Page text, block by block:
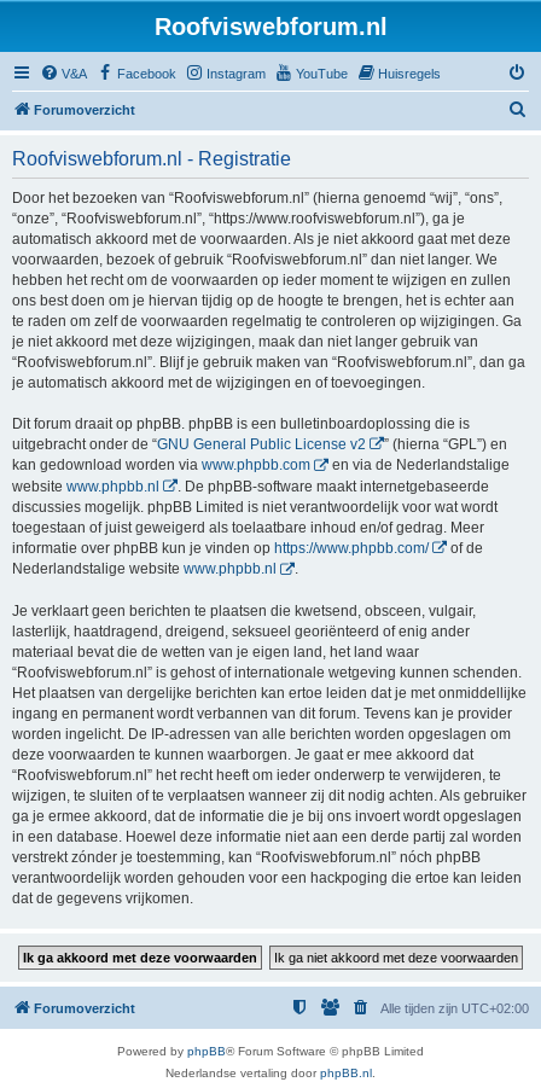
Roofviswebforum.nl
V&A Facebook Instagram YouTube Huisregels
Forumoverzicht
Roofviswebforum.nl - Registratie
Door het bezoeken van “Roofviswebforum.nl” (hierna genoemd “wij”, “ons”,
“onze”, “Roofviswebforum.nl”, “https://www.roofviswebforum.nl”), ga je
automatisch akkoord met de voorwaarden. Als je niet akkoord gaat met deze
voorwaarden, bezoek of gebruik “Roofviswebforum.nl” dan niet langer. We
hebben het recht om de voorwaarden op ieder moment te wijzigen en zullen
ons best doen om je hiervan tijdig op de hoogte te brengen, het is echter aan
te raden om zelf de voorwaarden regelmatig te controleren op wijzigingen. Ga
je niet akkoord met deze wijzigingen, maak dan niet langer gebruik van
“Roofviswebforum.nl”. Blijf je gebruik maken van “Roofviswebforum.nl”, dan ga
je automatisch akkoord met de wijzigingen en of toevoegingen.
Dit forum draait op phpBB. phpBB is een bulletinboardoplossing die is
uitgebracht onder de “GNU General Public License v2
” (hierna “GPL”) en
kan gedownload worden via www.phpbb.com
en via de Nederlandstalige
website www.phpbb.nl
. De phpBB-software maakt internetgebaseerde
discussies mogelijk. phpBB Limited is niet verantwoordelijk voor wat wordt
toegestaan of juist geweigerd als toelaatbare inhoud en/of gedrag. Meer
informatie over phpBB kun je vinden op https://www.phpbb.com/
of de
Nederlandstalige website www.phpbb.nl .
Je verklaart geen berichten te plaatsen die kwetsend, obsceen, vulgair,
lasterlijk, haatdragend, dreigend, seksueel georiënteerd of enig ander
materiaal bevat die de wetten van je eigen land, het land waar
“Roofviswebforum.nl” is gehost of internationale wetgeving kunnen schenden.
Het plaatsen van dergelijke berichten kan ertoe leiden dat je met onmiddellijke
ingang en permanent wordt verbannen van dit forum. Tevens kan je provider
worden ingelicht. De IP-adressen van alle berichten worden opgeslagen om
deze voorwaarden te kunnen waarborgen. Je gaat er mee akkoord dat
“Roofviswebforum.nl” het recht heeft om ieder onderwerp te verwijderen, te
wijzigen, te sluiten of te verplaatsen wanneer zij dit nodig achten. Als gebruiker
ga je ermee akkoord, dat de informatie die je bij ons invoert wordt opgeslagen
in een database. Hoewel deze informatie niet aan een derde partij zal worden
verstrekt zónder je toestemming, kan “Roofviswebforum.nl” nóch phpBB
verantwoordelijk worden gehouden voor een hackpoging die ertoe kan leiden
dat de gegevens vrijkomen.
Forumoverzicht Alle tijden zijn UTC+02:00
Powered by phpBB® Forum Software © phpBB Limited
Nederlandse vertaling doorphpBB.nl